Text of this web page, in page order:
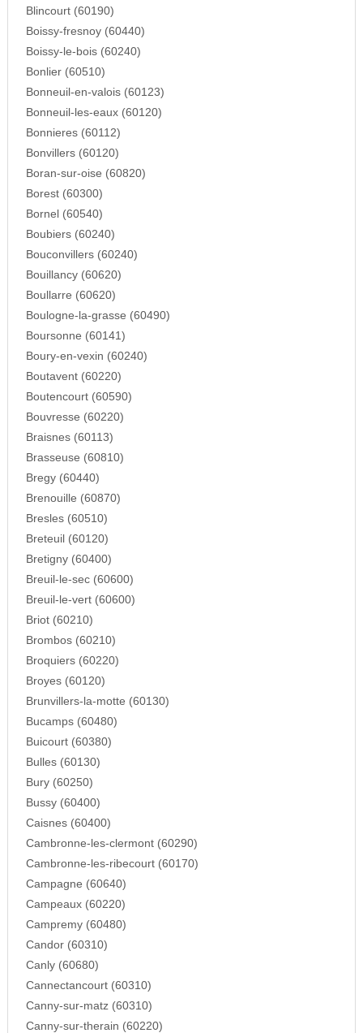
Blincourt (60190)
Boissy-fresnoy (60440)
Boissy-le-bois (60240)
Bonlier (60510)
Bonneuil-en-valois (60123)
Bonneuil-les-eaux (60120)
Bonnieres (60112)
Bonvillers (60120)
Boran-sur-oise (60820)
Borest (60300)
Bornel (60540)
Boubiers (60240)
Bouconvillers (60240)
Bouillancy (60620)
Boullarre (60620)
Boulogne-la-grasse (60490)
Boursonne (60141)
Boury-en-vexin (60240)
Boutavent (60220)
Boutencourt (60590)
Bouvresse (60220)
Braisnes (60113)
Brasseuse (60810)
Bregy (60440)
Brenouille (60870)
Bresles (60510)
Breteuil (60120)
Bretigny (60400)
Breuil-le-sec (60600)
Breuil-le-vert (60600)
Briot (60210)
Brombos (60210)
Broquiers (60220)
Broyes (60120)
Brunvillers-la-motte (60130)
Bucamps (60480)
Buicourt (60380)
Bulles (60130)
Bury (60250)
Bussy (60400)
Caisnes (60400)
Cambronne-les-clermont (60290)
Cambronne-les-ribecourt (60170)
Campagne (60640)
Campeaux (60220)
Campremy (60480)
Candor (60310)
Canly (60680)
Cannectancourt (60310)
Canny-sur-matz (60310)
Canny-sur-therain (60220)